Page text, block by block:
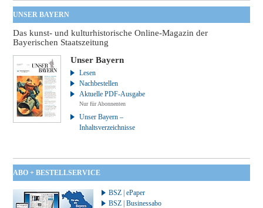
UNSER BAYERN
Das kunst- und kulturhistorische Online-Magazin der
Bayerischen Staatszeitung
Unser Bayern
Lesen
Nachbestellen
Aktuelle PDF-Ausgabe
Nur für Abonnenten
Unser Bayern –
Inhaltsverzeichnisse
ABO + BESTELLSERVICE
BSZ | ePaper
BSZ | Businessabo